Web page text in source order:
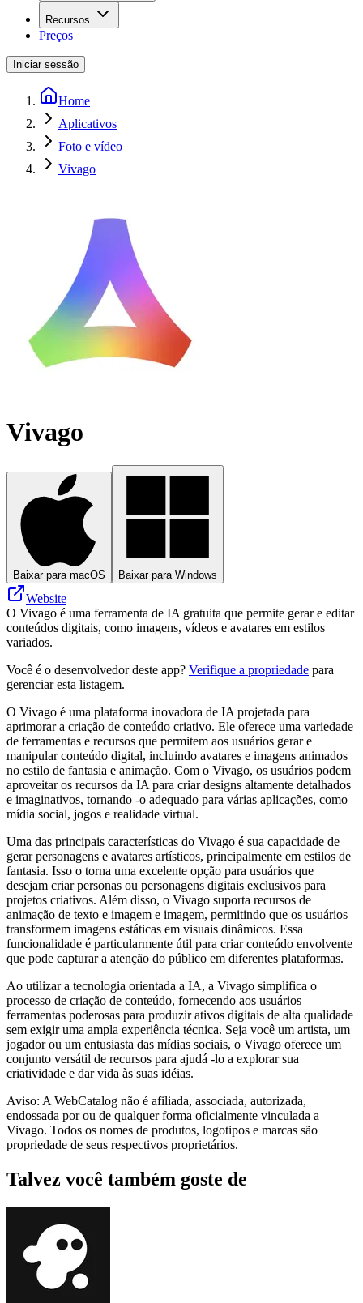
Recursos
Preços
Iniciar sessão
Home
Aplicativos
Foto e vídeo
Vivago
Vivago
Baixar para macOS Baixar para Windows
Website
O Vivago é uma ferramenta de IA gratuita que permite gerar e editar
conteúdos digitais, como imagens, vídeos e avatares em estilos
variados.
Você é o desenvolvedor deste app? Verifique a propriedade para
gerenciar esta listagem.
O Vivago é uma plataforma inovadora de IA projetada para
aprimorar a criação de conteúdo criativo. Ele oferece uma variedade
de ferramentas e recursos que permitem aos usuários gerar e
manipular conteúdo digital, incluindo avatares e imagens animados
no estilo de fantasia e animação. Com o Vivago, os usuários podem
aproveitar os recursos da IA ​​para criar designs altamente detalhados
e imaginativos, tornando -o adequado para várias aplicações, como
mídia social, jogos e realidade virtual.
Uma das principais características do Vivago é sua capacidade de
gerar personagens e avatares artísticos, principalmente em estilos de
fantasia. Isso o torna uma excelente opção para usuários que
desejam criar personas ou personagens digitais exclusivos para
projetos criativos. Além disso, o Vivago suporta recursos de
animação de texto e imagem e imagem, permitindo que os usuários
transformem imagens estáticas em visuais dinâmicos. Essa
funcionalidade é particularmente útil para criar conteúdo envolvente
que pode capturar a atenção do público em diferentes plataformas.
Ao utilizar a tecnologia orientada a IA, a Vivago simplifica o
processo de criação de conteúdo, fornecendo aos usuários
ferramentas poderosas para produzir ativos digitais de alta qualidade
sem exigir uma ampla experiência técnica. Seja você um artista, um
jogador ou um entusiasta das mídias sociais, o Vivago oferece um
conjunto versátil de recursos para ajudá -lo a explorar sua
criatividade e dar vida às suas idéias.
Aviso: A WebCatalog não é afiliada, associada, autorizada,
endossada por ou de qualquer forma oficialmente vinculada a
Vivago. Todos os nomes de produtos, logotipos e marcas são
propriedade de seus respectivos proprietários.
Talvez você também goste de